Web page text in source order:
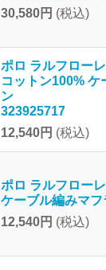
30,580円 (税込)
ポロ ラルフロー
コットン100% ケ
ン
323925717
12,540円 (税込)
ポロ ラルフロー
ケーブル編みマフ
12,540円 (税込)